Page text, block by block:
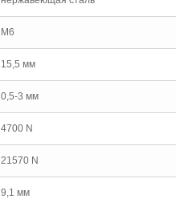
M6
15,5 мм
0,5-3 мм
4700 N
21570 N
9,1 мм